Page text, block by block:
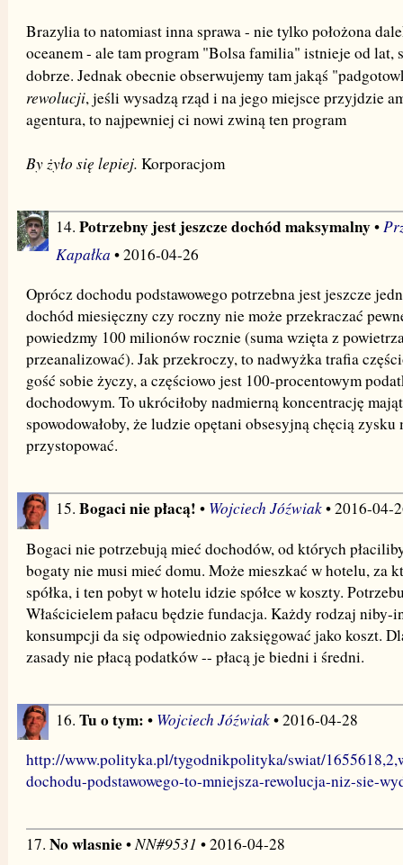
Brazylia to natomiast inna sprawa - nie tylko położona
oceanem - ale tam program "Bolsa familia" istnieje od lat,
dobrze. Jednak obecnie obserwujemy tam jakąś
rewolucji, jeśli wysadzą rząd i na jego miejsce przyjdzie
agentura, to najpewniej ci nowi zwiną ten program
By żyło się lepiej. Korporacjom
14. Potrzebny jest jeszcze dochód maksymalny•
Kapałka • 2016-04-26
Oprócz dochodu podstawowego potrzebna jest jeszcze
dochód miesięczny czy roczny nie może przekraczać
powiedzmy 100 milionów rocznie (suma wzięta z
przeanalizować). Jak przekroczy, to nadwyżka trafia
gość sobie życzy, a częściowo jest 100-procentowym
dochodowym. To ukróciłoby nadmierną koncentrację
spowodowałoby, że ludzie opętani obsesyjną chęcią zysku
przystopować.
15. Bogaci nie płacą! • Wojciech Jóźwiak• 2016-04-
Bogaci nie potrzebują mieć dochodów, od których
bogaty nie musi mieć domu. Może mieszkać w hotelu, za
spółka, i ten pobyt w hotelu idzie spółce w koszty.
Właścicielem pałacu będzie fundacja. Każdy rodzaj
konsumpcji da się odpowiednio zaksięgować jako koszt.
zasady nie płacą podatków -- płacą je biedni i średni.
16. Tu o tym: • Wojciech Jóźwiak• 2016-04-28
http://www.polityka.pl/tygodnikpolityka/swiat/
dochodu-podstawowego-to-mniejsza-rewolucja-niz-sie-
17. No wlasnie•NN#9531 • 2016-04-28